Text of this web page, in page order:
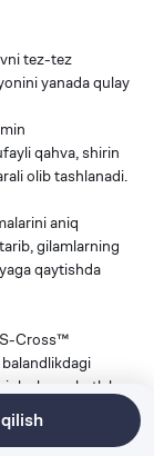
tez-tez
yanada qulay
qahva, shirin
olib tashlanadi.
aniq
gilamlarning
qaytishda
S-Cross™
va chetlab